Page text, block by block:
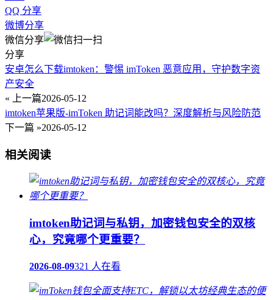
QQ 分享
微博分享
微信分享
分享
安卓怎么下载imtoken：警惕 imToken 恶意应用，守护数字资
产安全
« 上一篇2026-05-12
imtoken苹果版-imToken 助记词能改吗？深度解析与风险防范
下一篇 »2026-05-12
相关阅读
imtoken助记词与私钥，加密钱包安全的双核
心，究竟哪个更重要？
2026-08-09321 人在看